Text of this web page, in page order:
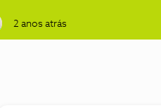
2 anos atrás